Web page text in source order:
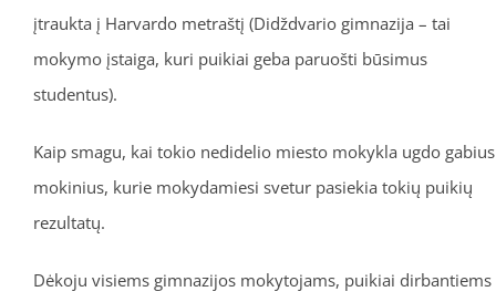
įtraukta į Harvardo metraštį (Didždvario gimnazija – tai
mokymo įstaiga, kuri puikiai geba paruošti būsimus
studentus).
Kaip smagu, kai tokio nedidelio miesto mokykla ugdo gabius
mokinius, kurie mokydamiesi svetur pasiekia tokių puikių
rezultatų.
Dėkoju visiems gimnazijos mokytojams, puikiai dirbantiems